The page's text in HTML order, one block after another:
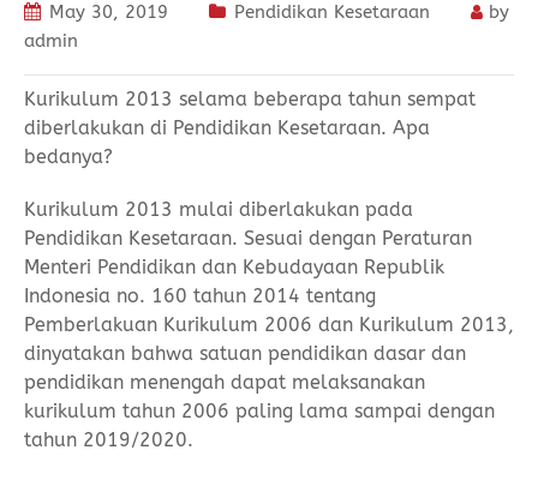
May 30, 2019 Pendidikan Kesetaraan
by
admin
Kurikulum 2013 selama beberapa tahun sempat
diberlakukan di Pendidikan Kesetaraan. Apa
bedanya?
Kurikulum 2013 mulai diberlakukan pada
Pendidikan Kesetaraan. Sesuai dengan Peraturan
Menteri Pendidikan dan Kebudayaan Republik
Indonesia no. 160 tahun 2014 tentang
Pemberlakuan Kurikulum 2006 dan Kurikulum 2013,
dinyatakan bahwa satuan pendidikan dasar dan
pendidikan menengah dapat melaksanakan
kurikulum tahun 2006 paling lama sampai dengan
tahun 2019/2020.